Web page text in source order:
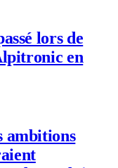
lors de
en
ambitions